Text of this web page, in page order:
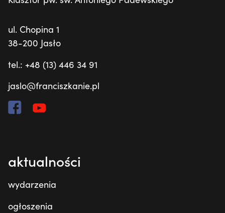
ul. Chopina 1
38-200 Jasło
tel.: +48 (13) 446 34 91
jaslo@franciszkanie.pl
aktualności
wydarzenia
ogłoszenia